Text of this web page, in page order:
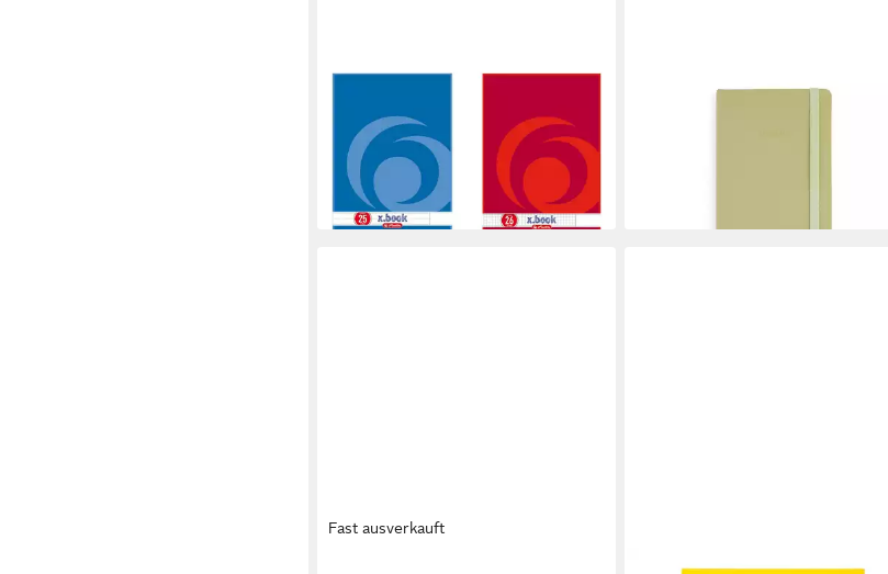
Schreibblock / DIN A4 / je 1x liniert
und kari
3,99 €
lieferbar - in 3-4 Werktagen bei dir
Briefpapier Notizbuch A5 Soft
Fast ausverkauft